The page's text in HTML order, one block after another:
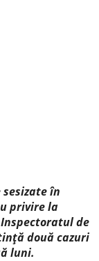
în
privire la
de
două cazuri
luni.